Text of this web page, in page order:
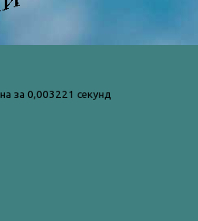
за 0,003221 секунд